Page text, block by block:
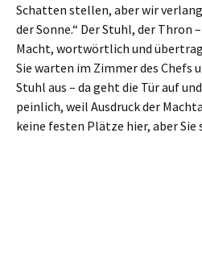
Schatten stellen, aber wir
der Sonne.“ Der Stuhl, der Thron
Macht, wortwörtlich und
Sie warten im Zimmer des Chefs
Stuhl aus – da geht die Tür auf
peinlich, weil Ausdruck der
keine festen Plätze hier, aber Sie